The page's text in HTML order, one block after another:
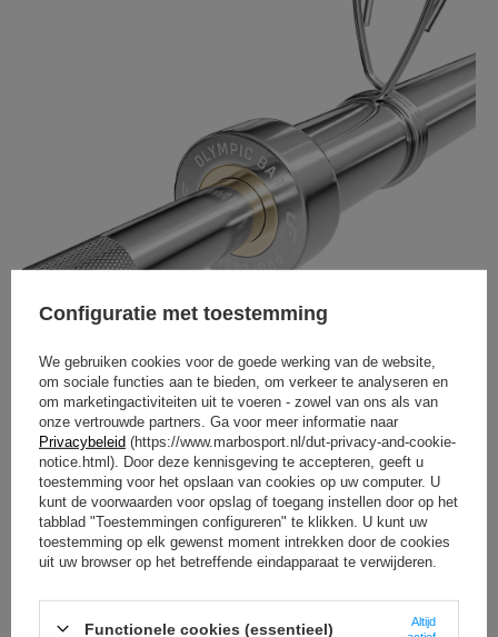
Configuratie met toestemming
We gebruiken cookies voor de goede werking van de website,
om sociale functies aan te bieden, om verkeer te analyseren en
om marketingactiviteiten uit te voeren - zowel van ons als van
onze vertrouwde partners. Ga voor meer informatie naar
Privacybeleid (https://www.marbosport.nl/dut-privacy-and-cookie-
notice.html). Door deze kennisgeving te accepteren, geeft u
toestemming voor het opslaan van cookies op uw computer. U
kunt de voorwaarden voor opslag of toegang instellen door op het
tabblad "Toestemmingen configureren" te klikken. U kunt uw
toestemming op elk gewenst moment intrekken door de cookies
uit uw browser op het betreffende eindapparaat te verwijderen.
Functionele cookies (essentieel)
Altijd